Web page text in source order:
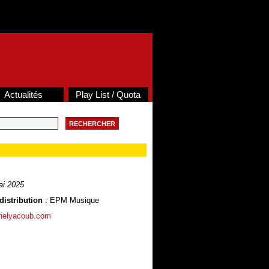
Actualités Play List / Quota
2025
: EPM Musique